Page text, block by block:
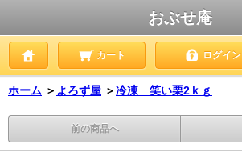
おぶせ庵
カート ログイン
ホーム ＞ よろず屋 ＞冷凍 笑い栗2ｋｇ
前の商品へ